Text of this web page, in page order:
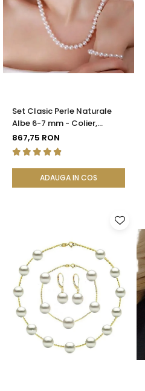
Set Clasic Perle Naturale
Albe 6-7 mm - Colier,
Brățară și Cercei, Argint 925
| KASKADDA®
867,75 RON
ADAUGA IN COS